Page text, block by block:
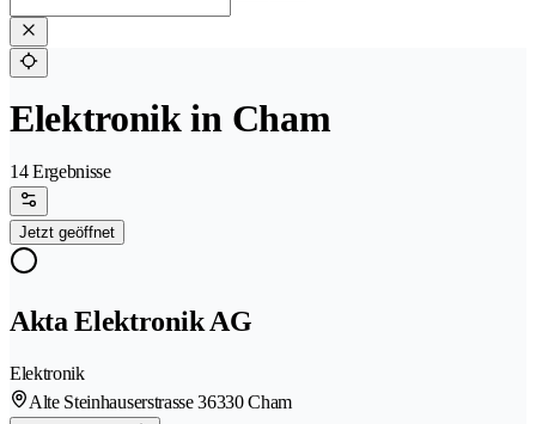
Elektronik in Cham
14 Ergebnisse
Jetzt geöffnet
Akta Elektronik AG
Elektronik
Alte Steinhauserstrasse 36330 Cham